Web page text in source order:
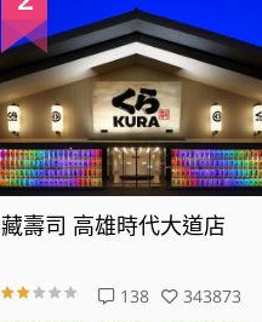
藏壽司 高雄時代大道店
138
343873